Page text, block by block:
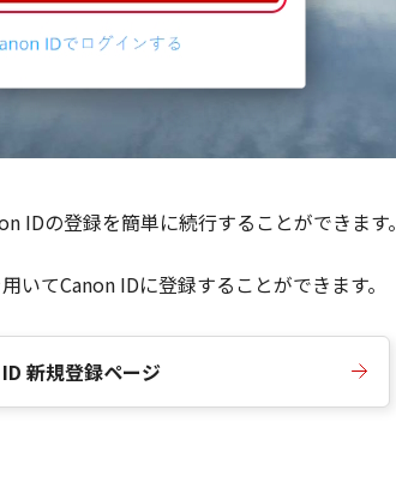
の登録を簡単に続行することができます。
てCanon IDに登録することができます。
新規登録ページ